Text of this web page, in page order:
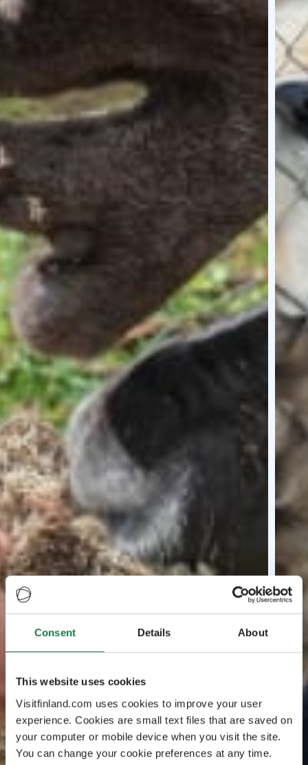
Consent Details About
This website uses cookies
Visitfinland.com uses cookies to improve your user
experience. Cookies are small text files that are saved on
your computer or mobile device when you visit the site.
You can change your cookie preferences at any time.